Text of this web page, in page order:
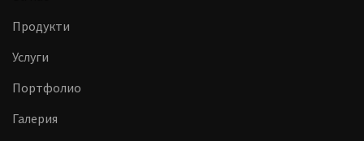
Продукти
Услуги
Портфолио
Галерия